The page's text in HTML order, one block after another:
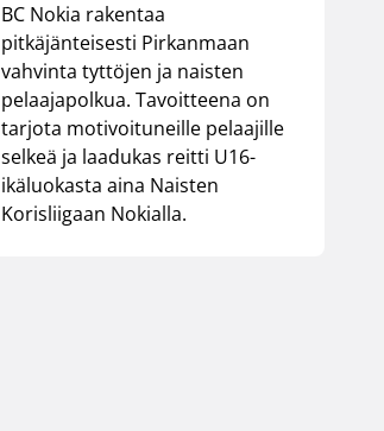
BC Nokia rakentaa
pitkäjänteisesti Pirkanmaan
vahvinta tyttöjen ja naisten
pelaajapolkua. Tavoitteena on
tarjota motivoituneille pelaajille
selkeä ja laadukas reitti U16-
ikäluokasta aina Naisten
Korisliigaan Nokialla.